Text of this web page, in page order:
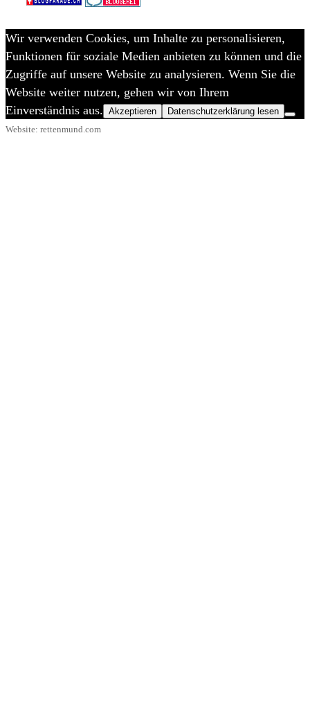
Website: rettenmund.com
Wir verwenden Cookies, um Inhalte zu personalisieren,
Funktionen für soziale Medien anbieten zu können und die
Zugriffe auf unsere Website zu analysieren. Wenn Sie die
Website weiter nutzen, gehen wir von Ihrem
Einverständnis aus. Akzeptieren Datenschutzerklärung lesen